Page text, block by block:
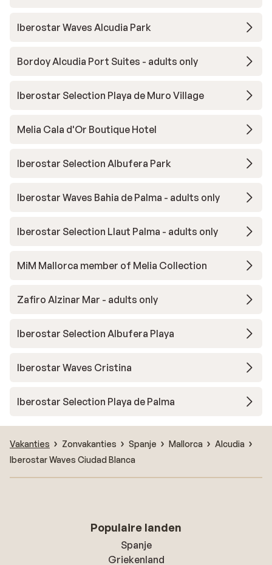
Iberostar Waves Alcudia Park
Bordoy Alcudia Port Suites - adults only
Iberostar Selection Playa de Muro Village
Melia Cala d'Or Boutique Hotel
Iberostar Selection Albufera Park
Iberostar Waves Bahia de Palma - adults only
Iberostar Selection Llaut Palma - adults only
MiM Mallorca member of Melia Collection
Zafiro Alzinar Mar - adults only
Iberostar Selection Albufera Playa
Iberostar Waves Cristina
Iberostar Selection Playa de Palma
Vakanties Zonvakanties Spanje Mallorca
Alcudia
Iberostar Waves Ciudad Blanca
Populaire landen
Spanje
Griekenland